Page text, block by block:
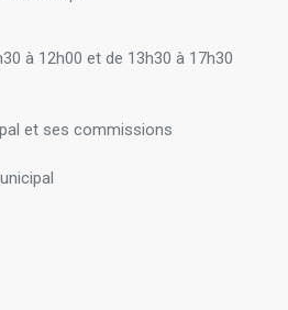
à 12h00 et de 13h30 à 17h30
et ses commissions